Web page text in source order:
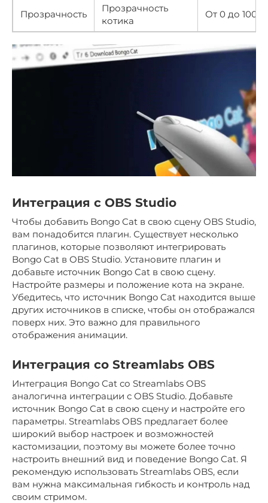
Прозрачность
Прозрачность
котика
От 0 до 100%
Интеграция с OBS Studio
Чтобы добавить Bongo Cat в свою сцену OBS Studio,
вам понадобится плагин. Существует несколько
плагинов, которые позволяют интегрировать
Bongo Cat в OBS Studio. Установите плагин и
добавьте источник Bongo Cat в свою сцену.
Настройте размеры и положение кота на экране.
Убедитесь, что источник Bongo Cat находится выше
других источников в списке, чтобы он отображался
поверх них. Это важно для правильного
отображения анимации.
Интеграция со Streamlabs OBS
Интеграция Bongo Cat со Streamlabs OBS
аналогична интеграции с OBS Studio. Добавьте
источник Bongo Cat в свою сцену и настройте его
параметры. Streamlabs OBS предлагает более
широкий выбор настроек и возможностей
кастомизации, поэтому вы можете более точно
настроить внешний вид и поведение Bongo Cat. Я
рекомендую использовать Streamlabs OBS, если
вам нужна максимальная гибкость и контроль над
своим стримом.